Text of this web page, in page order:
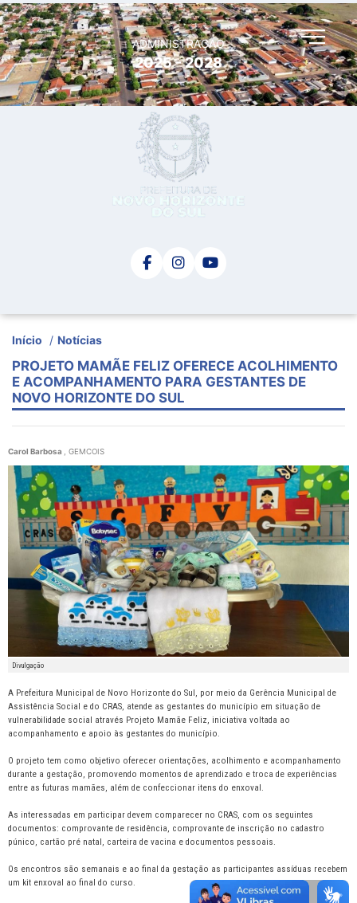
ADMINISTRAÇÃO
2025 - 2028
Início / Notícias
PROJETO MAMÃE FELIZ OFERECE ACOLHIMENTO
E ACOMPANHAMENTO PARA GESTANTES DE
NOVO HORIZONTE DO SUL
Carol Barbosa , GEMCOIS
Divulgação
A Prefeitura Municipal de Novo Horizonte do Sul, por meio da Gerência Municipal de
Assistência Social e do CRAS, atende as gestantes do município em situação de
vulnerabilidade social através Projeto Mamãe Feliz, iniciativa voltada ao
acompanhamento e apoio às gestantes do município.
O projeto tem como objetivo oferecer orientações, acolhimento e acompanhamento
durante a gestação, promovendo momentos de aprendizado e troca de experiências
entre as futuras mamães, além de confeccionar itens do enxoval.
As interessadas em participar devem comparecer no CRAS, com os seguintes
documentos: comprovante de residência, comprovante de inscrição no cadastro
púnico, cartão pré natal, carteira de vacina e documentos pessoais.
Os encontros são semanais e ao final da gestação as participantes assíduas recebem
um kit enxoval ao final do curso.